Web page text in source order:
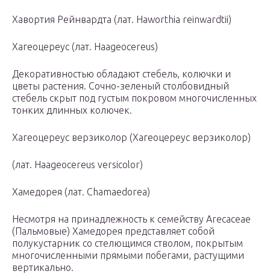
Хавортия Рейнвардта (лат. Haworthia reinwardtii)
Хагеоцереус (лат. Haageocereus)
Декоративностью обладают стебель, колючки и
цветы растения. Сочно-зеленый столбовидный
стебель скрыт под густым покровом многочисленных
тонких длинных колючек.
Хагеоцереус верзиколор (Хагеоцереус верзиколор)
(лат. Haageocereus versicolor)
Хамедорея (лат. Chamaedorea)
Несмотря на принадлежность к семейству Arecaceae
(Пальмовые) Хамедорея представляет собой
полукустарник со стелющимся стволом, покрытым
многочисленными прямыми побегами, растущими
вертикально.